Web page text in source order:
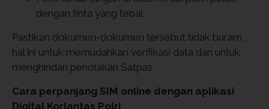
dengan tinta yang tebal.
Pastikan dokumen-dokumen tersebut tidak buram,
hal ini untuk memudahkan verifikasi data dan untuk
menghindari penolakan Satpas.
Cara perpanjang SIM online dengan aplikasi
Digital Korlantas Polri